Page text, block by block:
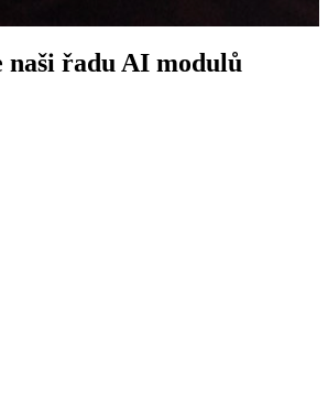
naši řadu AI modulů